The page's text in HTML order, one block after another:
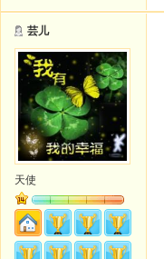
芸儿
天使